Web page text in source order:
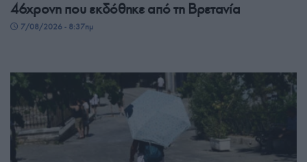
46χρονη που εκδόθηκε από τη Βρετανία
7/08/2026 - 8:37πμ